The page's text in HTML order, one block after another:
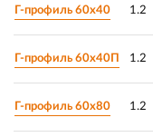
Г-профиль 60х40 1.2
Г-профиль 60х40П 1.2
Г-профиль 60х80 1.2